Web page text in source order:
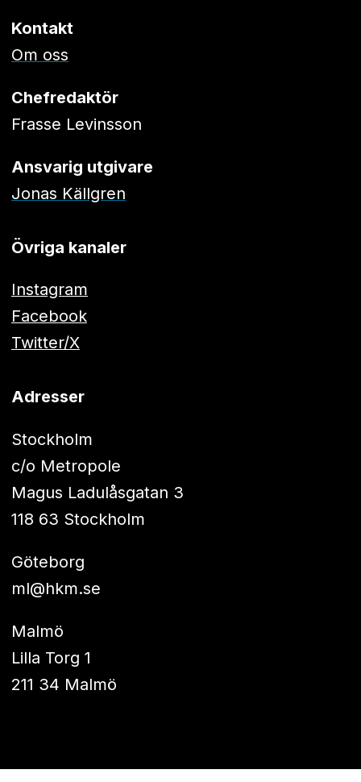
Kontakt
Om oss
Chefredaktör
Frasse Levinsson
Ansvarig utgivare
Jonas Källgren
Övriga kanaler
Instagram
Facebook
Twitter/X
Adresser
Stockholm
c/o Metropole
Magus Ladulåsgatan 3
118 63 Stockholm
Göteborg
ml@hkm.se
Malmö
Lilla Torg 1
211 34 Malmö